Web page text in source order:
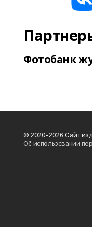
Фотобанк
© 2020-2026 Сайт
Об использовании